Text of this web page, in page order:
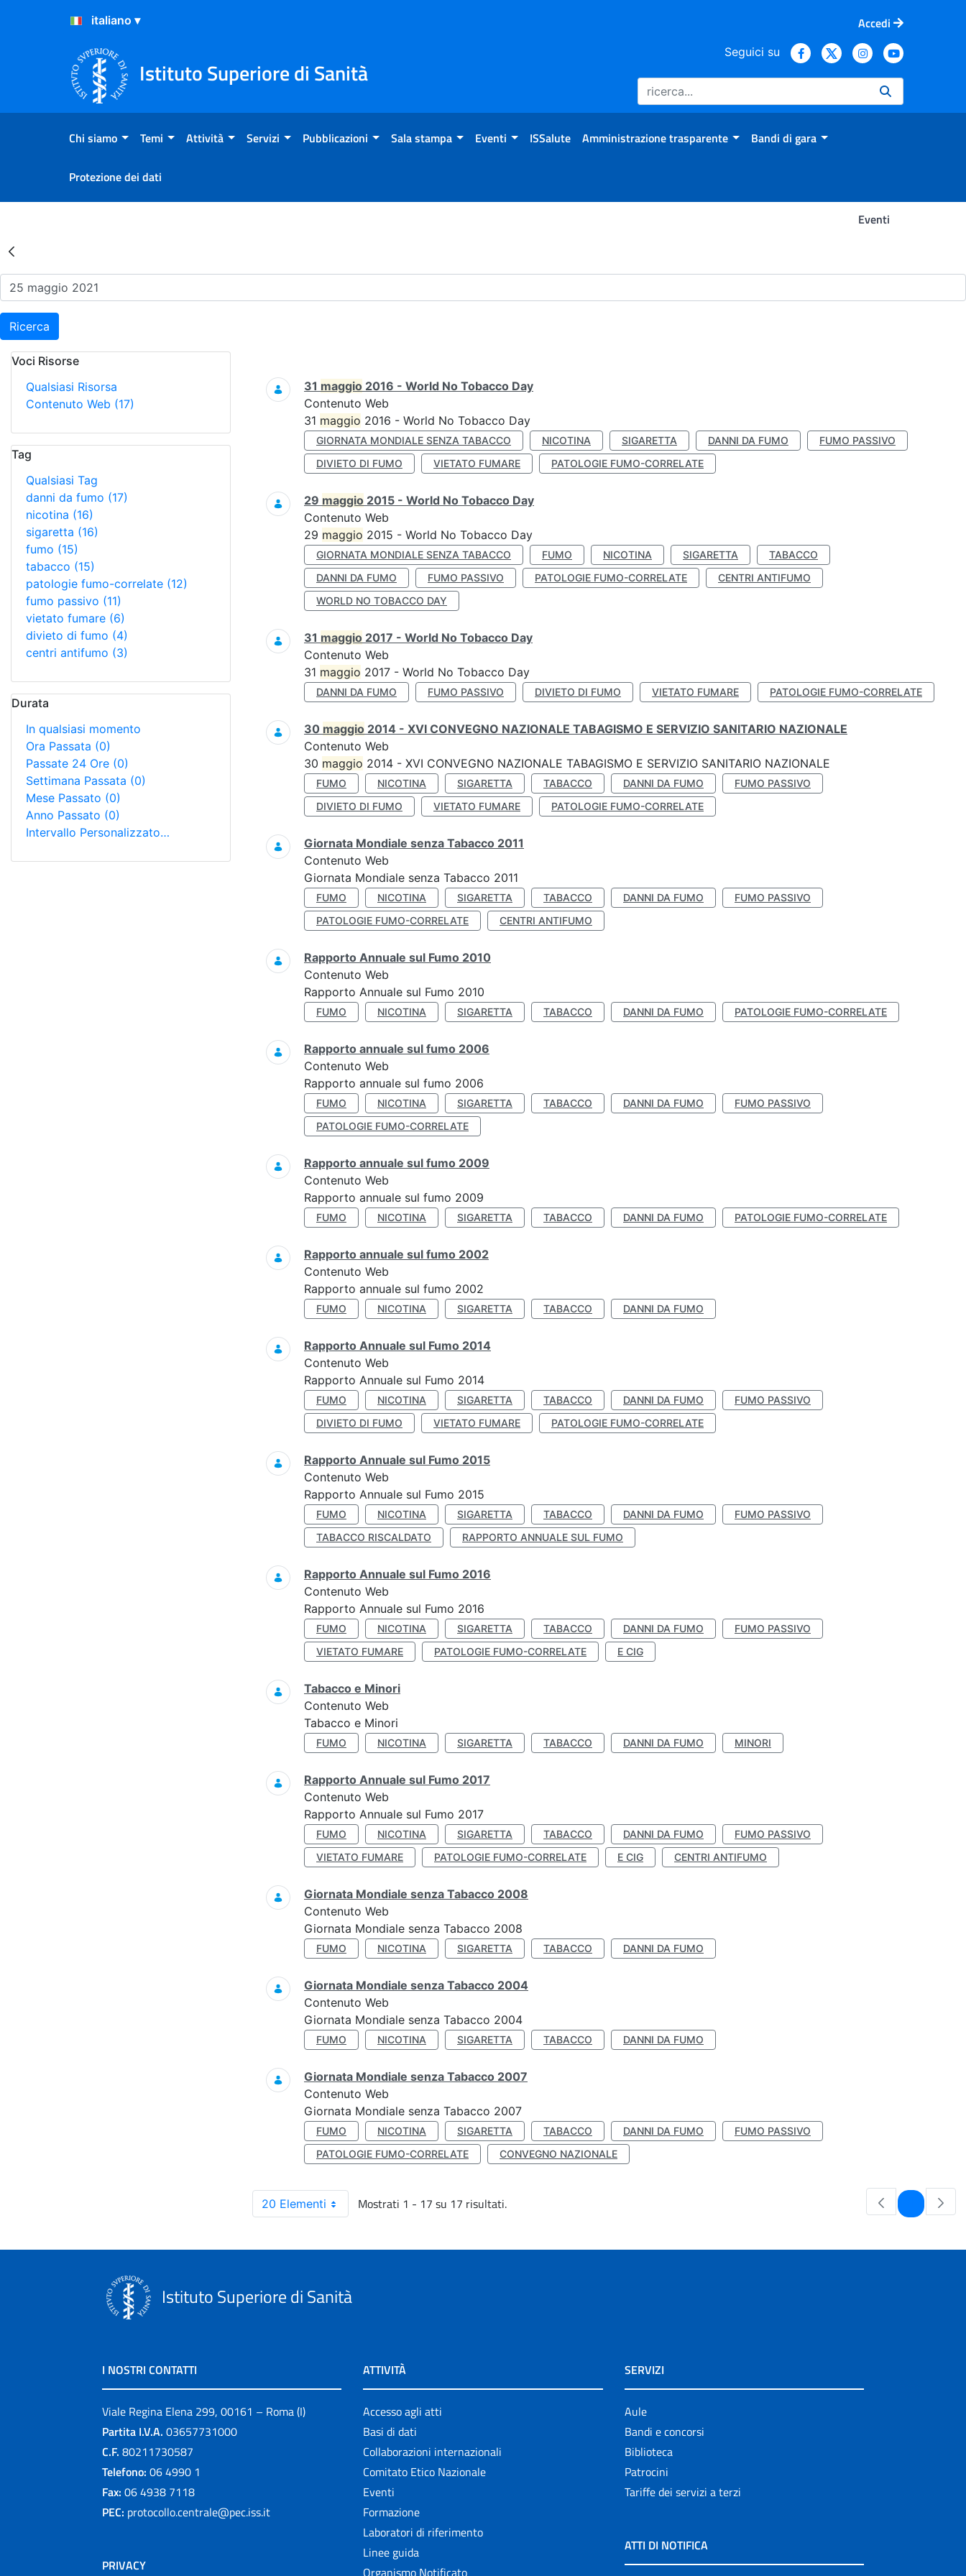
Salta al Contenuto
Salta al Footer
Accedi
Istituto Superiore di Sanità
Seguici su
Chi siamo Temi Attività Servizi Pubblicazioni Sala stampa Eventi ISSalute Amministrazione trasparente Bandi di gara
Protezione dei dati
Eventi
Risultati della Ricerca - Eventi
Ricerca
Voci Risorse
Qualsiasi Risorsa
Contenuto Web (17)
Tag
Qualsiasi Tag
danni da fumo (17)
nicotina (16)
sigaretta (16)
fumo (15)
tabacco (15)
patologie fumo-correlate (12)
fumo passivo (11)
vietato fumare (6)
divieto di fumo (4)
centri antifumo (3)
Durata
In qualsiasi momento
Ora Passata (0)
Passate 24 Ore (0)
Settimana Passata (0)
Mese Passato (0)
Anno Passato (0)
Intervallo Personalizzato…
Ricerca
31 maggio 2016 - World No Tobacco Day
Contenuto Web
31 maggio 2016 - World No Tobacco Day
GIORNATA MONDIALE SENZA TABACCO NICOTINA SIGARETTA DANNI DA FUMO
FUMO PASSIVO
DIVIETO DI FUMO
VIETATO FUMARE PATOLOGIE FUMO-CORRELATE
29 maggio 2015 - World No Tobacco Day
Contenuto Web
29 maggio 2015 - World No Tobacco Day
GIORNATA MONDIALE SENZA TABACCO FUMO NICOTINA SIGARETTA
TABACCO
DANNI DA FUMO
FUMO PASSIVO PATOLOGIE FUMO-CORRELATE
CENTRI ANTIFUMO
WORLD NO TOBACCO DAY
31 maggio 2017 - World No Tobacco Day
Contenuto Web
31 maggio 2017 - World No Tobacco Day
DANNI DA FUMO FUMO PASSIVO DIVIETO DI FUMO VIETATO FUMARE PATOLOGIE FUMO-CORRELATE
30 maggio 2014 - XVI CONVEGNO NAZIONALE TABAGISMO E SERVIZIO SANITARIO NAZIONALE
Contenuto Web
30 maggio 2014 - XVI CONVEGNO NAZIONALE TABAGISMO E SERVIZIO SANITARIO NAZIONALE
FUMO NICOTINA SIGARETTA TABACCO DANNI DA FUMO
FUMO PASSIVO
DIVIETO DI FUMO
VIETATO FUMARE PATOLOGIE FUMO-CORRELATE
Giornata Mondiale senza Tabacco 2011
Contenuto Web
Giornata Mondiale senza Tabacco 2011
FUMO NICOTINA SIGARETTA TABACCO DANNI DA FUMO
FUMO PASSIVO
PATOLOGIE FUMO-CORRELATE
CENTRI ANTIFUMO
Rapporto Annuale sul Fumo 2010
Contenuto Web
Rapporto Annuale sul Fumo 2010
FUMO NICOTINA SIGARETTA TABACCO DANNI DA FUMO PATOLOGIE FUMO-CORRELATE
Rapporto annuale sul fumo 2006
Contenuto Web
Rapporto annuale sul fumo 2006
FUMO NICOTINA SIGARETTA TABACCO DANNI DA FUMO
FUMO PASSIVO
PATOLOGIE FUMO-CORRELATE
Rapporto annuale sul fumo 2009
Contenuto Web
Rapporto annuale sul fumo 2009
FUMO NICOTINA SIGARETTA TABACCO DANNI DA FUMO PATOLOGIE FUMO-CORRELATE
Rapporto annuale sul fumo 2002
Contenuto Web
Rapporto annuale sul fumo 2002
FUMO NICOTINA SIGARETTA TABACCO DANNI DA FUMO
Rapporto Annuale sul Fumo 2014
Contenuto Web
Rapporto Annuale sul Fumo 2014
FUMO NICOTINA SIGARETTA TABACCO DANNI DA FUMO
FUMO PASSIVO
DIVIETO DI FUMO
VIETATO FUMARE PATOLOGIE FUMO-CORRELATE
Rapporto Annuale sul Fumo 2015
Contenuto Web
Rapporto Annuale sul Fumo 2015
FUMO NICOTINA SIGARETTA TABACCO DANNI DA FUMO
FUMO PASSIVO
TABACCO RISCALDATO
RAPPORTO ANNUALE SUL FUMO
Rapporto Annuale sul Fumo 2016
Contenuto Web
Rapporto Annuale sul Fumo 2016
FUMO NICOTINA SIGARETTA TABACCO DANNI DA FUMO
FUMO PASSIVO
VIETATO FUMARE
PATOLOGIE FUMO-CORRELATE E CIG
Tabacco e Minori
Contenuto Web
Tabacco e Minori
FUMO NICOTINA SIGARETTA TABACCO DANNI DA FUMO MINORI
Rapporto Annuale sul Fumo 2017
Contenuto Web
Rapporto Annuale sul Fumo 2017
FUMO NICOTINA SIGARETTA TABACCO DANNI DA FUMO
FUMO PASSIVO
VIETATO FUMARE
PATOLOGIE FUMO-CORRELATE E CIG CENTRI ANTIFUMO
Giornata Mondiale senza Tabacco 2008
Contenuto Web
Giornata Mondiale senza Tabacco 2008
FUMO NICOTINA SIGARETTA TABACCO DANNI DA FUMO
Giornata Mondiale senza Tabacco 2004
Contenuto Web
Giornata Mondiale senza Tabacco 2004
FUMO NICOTINA SIGARETTA TABACCO DANNI DA FUMO
Giornata Mondiale senza Tabacco 2007
Contenuto Web
Giornata Mondiale senza Tabacco 2007
FUMO NICOTINA SIGARETTA TABACCO DANNI DA FUMO
FUMO PASSIVO
PATOLOGIE FUMO-CORRELATE
CONVEGNO NAZIONALE
20 Elementi Mostrati 1 - 17 su 17 risultati. Pagina
Istituto Superiore di Sanità
I NOSTRI CONTATTI
Viale Regina Elena 299, 00161 – Roma (I)
Partita I.V.A. 03657731000
C.F. 80211730587
Telefono: 06 4990 1
Fax: 06 4938 7118
PEC: protocollo.centrale@pec.iss.it
PRIVACY
ATTIVITÀ
Accesso agli atti
Basi di dati
Collaborazioni internazionali
Comitato Etico Nazionale
Eventi
Formazione
Laboratori di riferimento
Linee guida
Organismo Notificato
SERVIZI
Aule
Bandi e concorsi
Biblioteca
Patrocini
Tariffe dei servizi a terzi
ATTI DI NOTIFICA